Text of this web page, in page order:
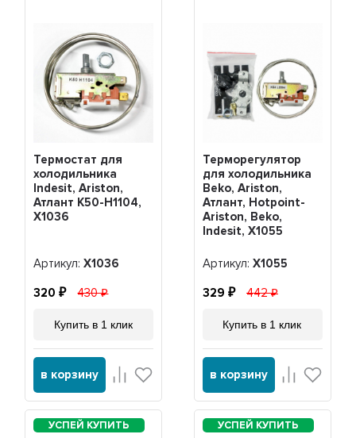
Термостат для
холодильника
Indesit, Ariston,
Атлант K50-H1104,
Х1036
Артикул:Х1036
320 430
Купить в 1 клик
в корзину
Терморегулятор
для холодильника
Beko, Ariston,
Атлант, Hotpoint-
Ariston, Beko,
Indesit, Х1055
Артикул: Х1055
329 442
Купить в 1 клик
в корзину